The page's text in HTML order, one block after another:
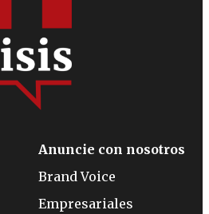
Anuncie con nosotros
Brand Voice
Empresariales